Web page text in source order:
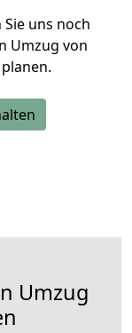
uns noch
Umzug von
Umzug